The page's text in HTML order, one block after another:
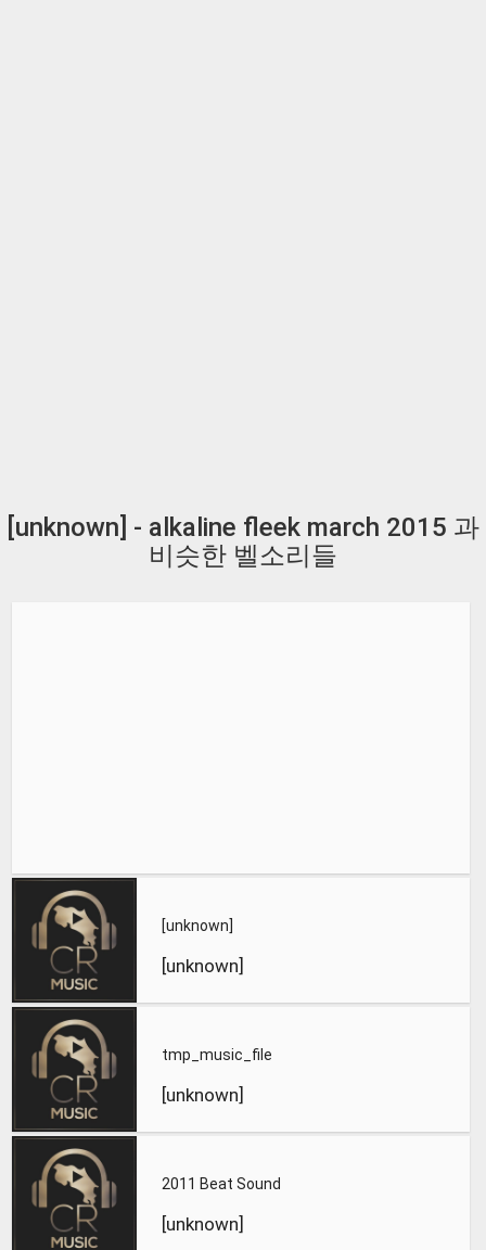
[unknown] - alkaline fleek march 2015 과
비슷한 벨소리들
[unknown]
[unknown]
tmp_music_file
[unknown]
2011 Beat Sound
[unknown]